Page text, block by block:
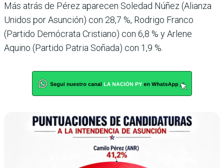
Más atrás de Pérez aparecen Sole­dad Núñez (Alianza
Unidos por Asunción) con 28,7 %, Rodrigo Franco
(Partido Demócrata Cristiano) con 6,8 % y Arlene
Aquino (Par­tido Patria Soñada) con 1,9 %.